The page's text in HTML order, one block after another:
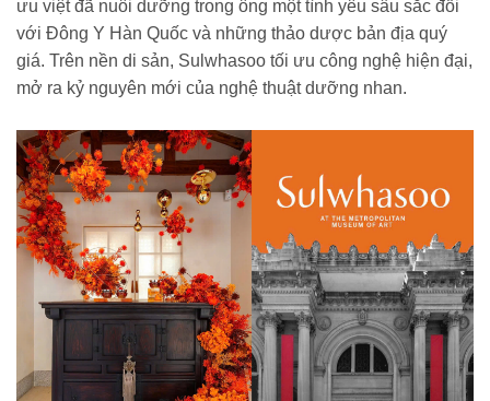
ưu việt đã nuôi dưỡng trong ông một tình yêu sâu sắc đối
với Đông Y Hàn Quốc và những thảo dược bản địa quý
giá. Trên nền di sản, Sulwhasoo tối ưu công nghệ hiện đại,
mở ra kỷ nguyên mới của nghệ thuật dưỡng nhan.